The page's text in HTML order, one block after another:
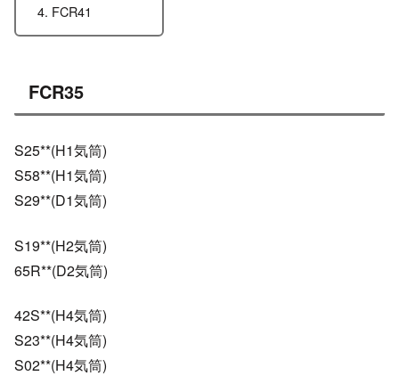
FCR41
FCR35
S25**(H1気筒)
S58**(H1気筒)
S29**(D1気筒)
S19**(H2気筒)
65R**(D2気筒)
42S**(H4気筒)
S23**(H4気筒)
S02**(H4気筒)